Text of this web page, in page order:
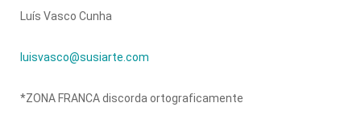
Luís Vasco Cunha
luisvasco@susiarte.com
*ZONA FRANCA discorda ortograficamente